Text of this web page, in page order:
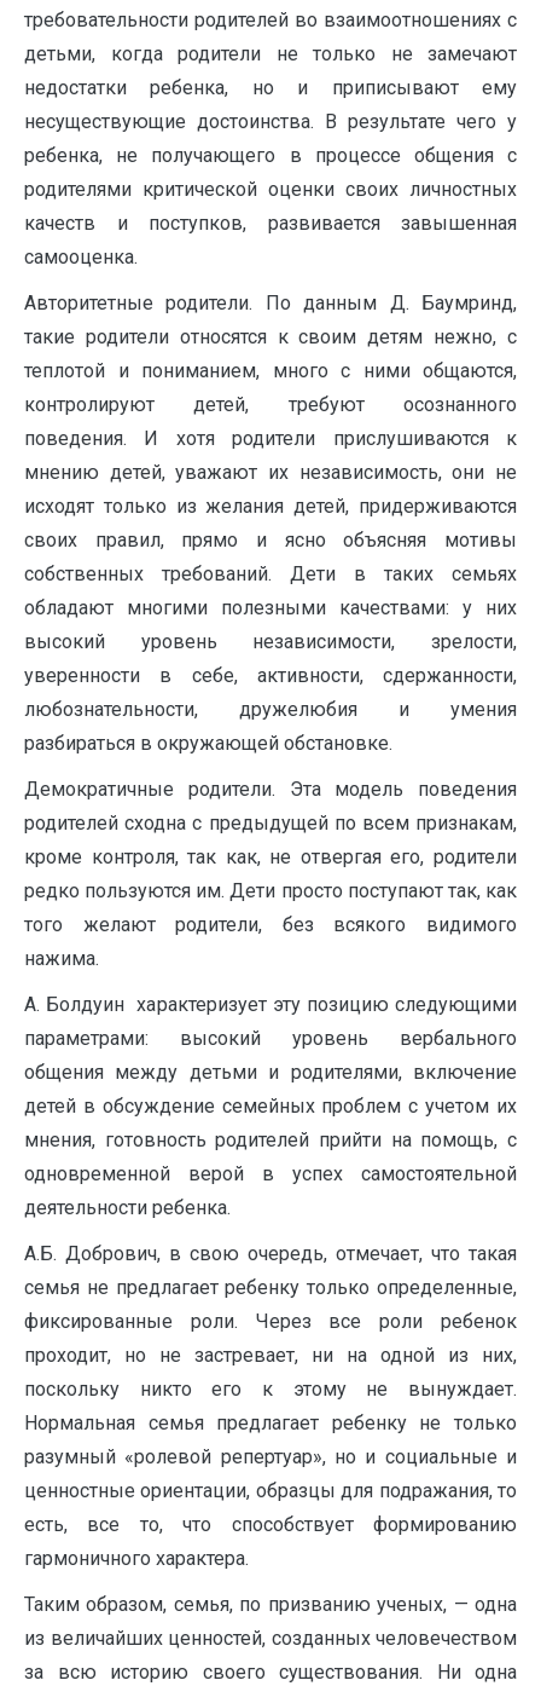
требовательности родителей во взаимоотношениях с
детьми, когда родители не только не замечают
недостатки ребенка, но и приписывают ему
несуществующие достоинства. В результате чего у
ребенка, не получающего в процессе общения с
родителями критической оценки своих личностных
качеств и поступков, развивается завышенная
самооценка.
Авторитетные родители. По данным Д. Баумринд,
такие родители относятся к своим детям нежно, с
теплотой и пониманием, много с ними общаются,
контролируют детей, требуют осознанного
поведения. И хотя родители прислушиваются к
мнению детей, уважают их независимость, они не
исходят только из желания детей, придерживаются
своих правил, прямо и ясно объясняя мотивы
собственных требований. Дети в таких семьях
обладают многими полезными качествами: у них
высокий уровень независимости, зрелости,
уверенности в себе, активности, сдержанности,
любознательности, дружелюбия и умения
разбираться в окружающей обстановке.
Демократичные родители. Эта модель поведения
родителей сходна с предыдущей по всем признакам,
кроме контроля, так как, не отвергая его, родители
редко пользуются им. Дети просто поступают так, как
того желают родители, без всякого видимого
нажима.
А. Болдуин характеризует эту позицию следующими
параметрами: высокий уровень вербального
общения между детьми и родителями, включение
детей в обсуждение семейных проблем с учетом их
мнения, готовность родителей прийти на помощь, с
одновременной верой в успех самостоятельной
деятельности ребенка.
А.Б. Добрович, в свою очередь, отмечает, что такая
семья не предлагает ребенку только определенные,
фиксированные роли. Через все роли ребенок
проходит, но не застревает, ни на одной из них,
поскольку никто его к этому не вынуждает.
Нормальная семья предлагает ребенку не только
разумный «ролевой репертуар», но и социальные и
ценностные ориентации, образцы для подражания, то
есть, все то, что способствует формированию
гармоничного характера.
Таким образом, семья, по призванию ученых, — одна
из величайших ценностей, созданных человечеством
за всю историю своего существования. Ни одна